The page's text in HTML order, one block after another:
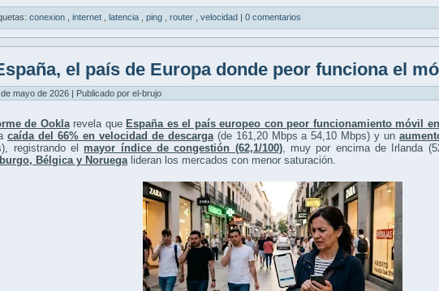
conexion internet latencia ping router velocidad 0 comentarios
el país de Europa donde peor funciona el
de mayo de 2026 | Publicado por el-brujo
de Ooklarevela que España es el país europeo con peor funcionamiento móvil
caída del 66% en velocidad de descarga(de 161,20 Mbps a 54,10 Mbps) y un
registrando el mayor índice de congestión (62,1/100), muy por encima de Irlanda
Bélgica y Noruega lideran los mercados con menor saturación.